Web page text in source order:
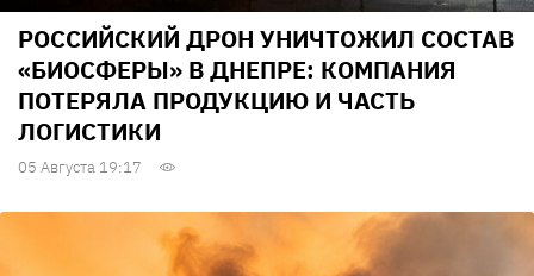
РОССИЙСКИЙ ДРОН УНИЧТОЖИЛ СОСТАВ
«БИОСФЕРЫ» В ДНЕПРЕ: КОМПАНИЯ
ПОТЕРЯЛА ПРОДУКЦИЮ И ЧАСТЬ
ЛОГИСТИКИ
05 Августа 19:17